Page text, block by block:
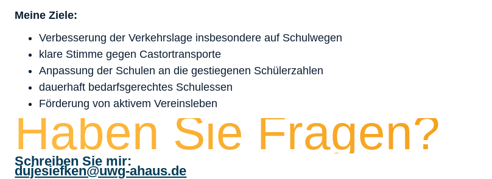
Meine Ziele:
Verbesserung der Verkehrslage insbesondere auf Schulwegen
klare Stimme gegen Castortransporte
Anpassung der Schulen an die gestiegenen Schülerzahlen
dauerhaft bedarfsgerechtes Schulessen
Förderung von aktivem Vereinsleben
Haben Sie Fragen?
Schreiben Sie mir:
dujesiefken@uwg-ahaus.de